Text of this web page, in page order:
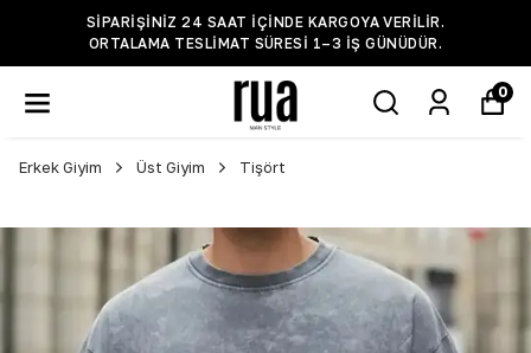
SIPARIŞINIZ 24 SAAT IÇINDE KARGOYA VERILIR.
ORTALAMA TESLIMAT SÜRESI 1–3 IŞ GÜNÜDÜR.
0
Erkek Giyim Üst Giyim Tişört